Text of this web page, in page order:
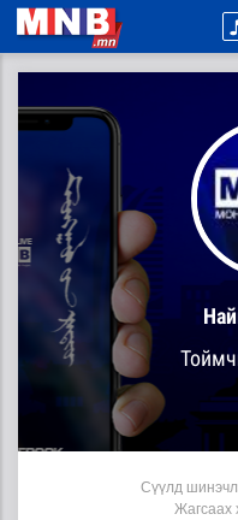
Сүүлд
Жагсаах